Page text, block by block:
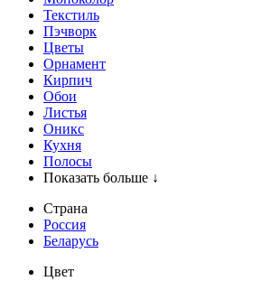
Текстиль
Пэчворк
Цветы
Орнамент
Кирпич
Обои
Листья
Оникс
Кухня
Полосы
Показать больше ↓
Страна
Россия
Беларусь
Цвет